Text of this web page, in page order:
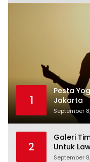
1
Pesta
Jakarta
September
2
Galeri
Untuk
September